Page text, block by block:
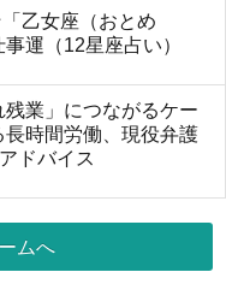
乙女座（おとめ
運（12星座占い）
業」につながるケー
時間労働、現役弁護
ドバイス
ムへ